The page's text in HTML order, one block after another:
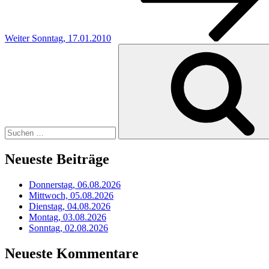
Weiter Sonntag, 17.01.2010
Neueste Beiträge
Donnerstag, 06.08.2026
Mittwoch, 05.08.2026
Dienstag, 04.08.2026
Montag, 03.08.2026
Sonntag, 02.08.2026
Neueste Kommentare